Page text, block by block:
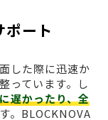
ート
した際に迅速か
っています。し
遅かったり、全
。BLOCKNOVA